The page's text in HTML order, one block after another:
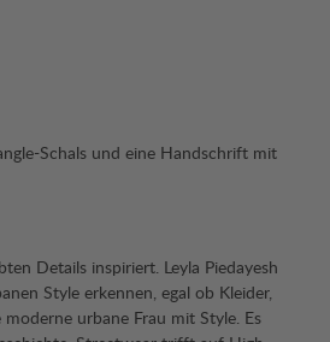
Schals und eine Handschrift mit
Details inspiriert. Leyla Piedayesh
Style erkennen, egal ob Kleider,
urbane Frau mit Style. Es